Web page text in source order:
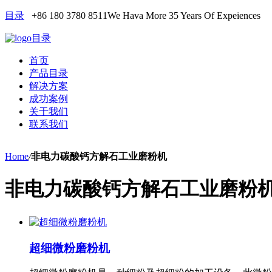
目录 +86 180 3780 8511We Hava More 35 Years Of Expeiences
目录
首页
产品目录
解决方案
成功案例
关于我们
联系我们
Home/非电力碳酸钙方解石工业磨粉机
非电力碳酸钙方解石工业磨粉
超细微粉磨粉机